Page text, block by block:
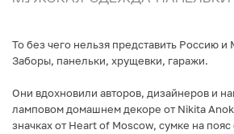
То без чего нельзя представить Россию и
Заборы, панельки, хрущевки, гаражи.
Они вдохновили авторов, дизайнеров и
ламповом домашнем декоре от Nikita
значках от Heart of Moscow, сумке на